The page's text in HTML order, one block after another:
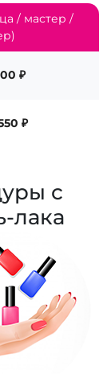
/ мастер /
₽
₽
с
лака